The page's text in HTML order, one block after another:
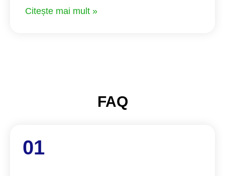
Citește mai mult »
FAQ